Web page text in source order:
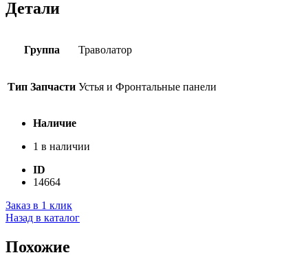
Детали
Группа Траволатор
Тип Запчасти Устья и Фронтальные панели
Наличие
1 в наличии
ID
14664
Заказ в 1 клик
Назад в каталог
Похожие